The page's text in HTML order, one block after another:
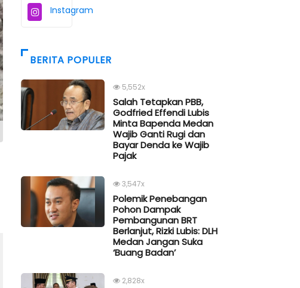
Instagram
BERITA POPULER
5,552x
Salah Tetapkan PBB,
Godfried Effendi Lubis
Minta Bapenda Medan
Wajib Ganti Rugi dan
Bayar Denda ke Wajib
Pajak
3,547x
Polemik Penebangan
Pohon Dampak
Pembangunan BRT
Berlanjut, Rizki Lubis: DLH
Medan Jangan Suka
‘Buang Badan’
2,828x